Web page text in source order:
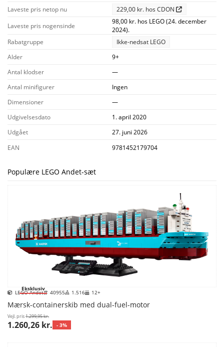
Laveste pris netop nu
229,00 kr. hos CDON
Laveste pris nogensinde
98,00 kr. hos LEGO (24. december
2024).
Rabatgruppe
Ikke-nedsat LEGO
Alder
9+
Antal klodser
—
Antal minifigurer
Ingen
Dimensioner
—
Udgivelsesdato
1. april 2020
Udgået
27. juni 2026
EAN
9781452179704
Populære LEGO Andet-sæt
Eksklusiv
LEGO Andet 40955 1.516 12+
Mærsk-containerskib med dual-fuel-motor
Vejl. pris1.299,95 kr.
1.260,26 kr. - 3%